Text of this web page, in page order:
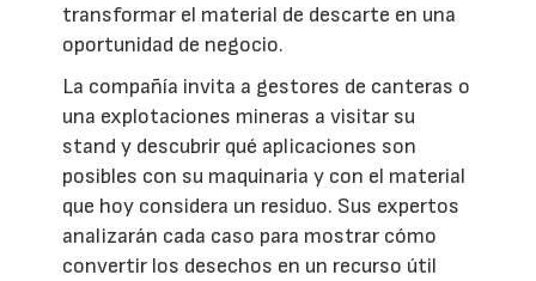
transformar el material de descarte en una
oportunidad de negocio.
La compañía invita a gestores de canteras o
una explotaciones mineras a visitar su
stand y descubrir qué aplicaciones son
posibles con su maquinaria y con el material
que hoy considera un residuo. Sus expertos
analizarán cada caso para mostrar cómo
convertir los desechos en un recurso útil